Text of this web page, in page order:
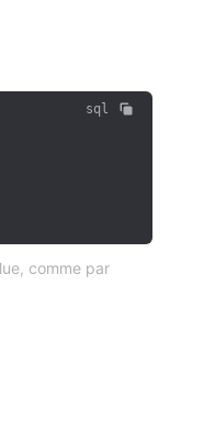
sql
comme par